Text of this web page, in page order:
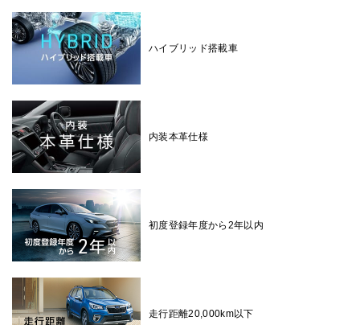
ハイブリッド搭載車
内装本革仕様
初度登録年度から2年以内
走行距離20,000km以下